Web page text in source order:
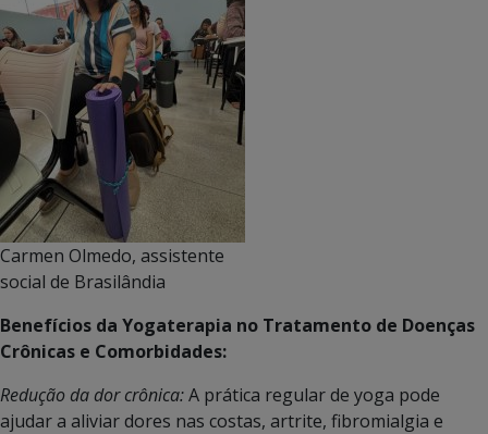
Carmen Olmedo, assistente
social de Brasilândia
Benefícios da Yogaterapia no Tratamento de Doenças
Crônicas e Comorbidades:
Redução da dor crônica:A prática regular de yoga pode
ajudar a aliviar dores nas costas, artrite, fibromialgia e